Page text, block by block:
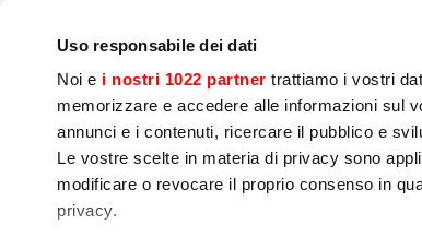
Uso responsabile dei dati
Noi e i nostri 1022 partner trattiamo i vostri
memorizzare e accedere alle informazioni sul
annunci e i contenuti, ricercare il pubblico e
Le vostre scelte in materia di privacy sono
modificare o revocare il proprio consenso in
privacy.
Kook
apparatuur
Voedselbereiding